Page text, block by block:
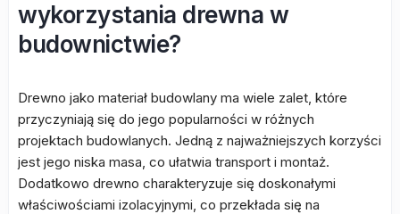
wykorzystania drewna w
budownictwie?
Drewno jako materiał budowlany ma wiele zalet, które
przyczyniają się do jego popularności w różnych
projektach budowlanych. Jedną z najważniejszych korzyści
jest jego niska masa, co ułatwia transport i montaż.
Dodatkowo drewno charakteryzuje się doskonałymi
właściwościami izolacyjnymi, co przekłada się na